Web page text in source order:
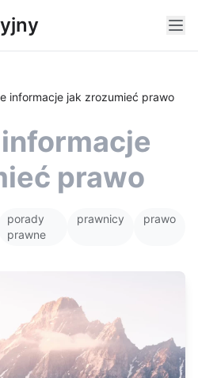
informacje jak zrozumieć prawo
prawo
porady
prawne
prawnicy prawo